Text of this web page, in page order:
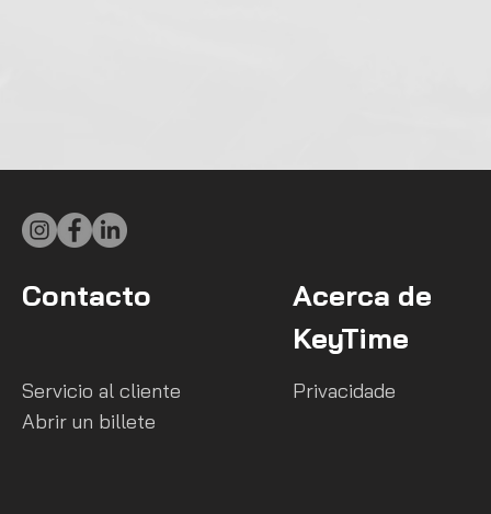
Contacto
Servicio al cliente
Abrir un billete
Acerca de
KeyTime
Privacidade